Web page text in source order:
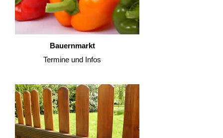
Bauernmarkt
Termine und Infos